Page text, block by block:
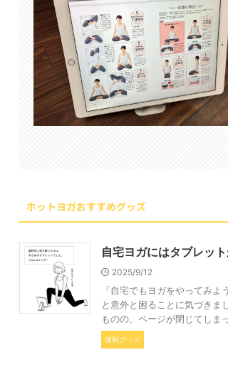
ホットヨガおすすめグッズ
自宅ヨガにはタブレッ
2025/9/12
「自宅でもヨガをやってみ
と意外と困ることに気づきま
ものの、ページが閉じてしま
便利グッズ